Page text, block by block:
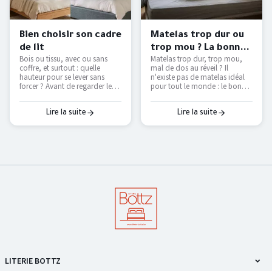
Bien choisir son cadre
de lit
Bois ou tissu, avec ou sans
coffre, et surtout : quelle
hauteur pour se lever sans
forcer ? Avant de regarder les
questions à se poser pour
choisir un cadre de lit qui dure
et qui vous facilite le
Lire la suite
Matelas trop dur ou
trop mou ? La bonne
fermeté selon votre
morphologie
Matelas trop dur, trop mou,
mal de dos au réveil ? Il
n'existe pas de matelas idéal
pour tout le monde : le bon
sommeil et de votre
corpulence. On vous explique
comment trouver le vôtre — et
Lire la suite
LITERIE BOTTZ